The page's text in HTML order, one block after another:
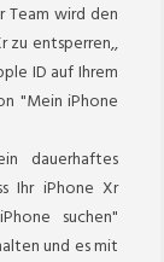
Team wird den
zu entsperren,,
ID auf Ihrem
"Mein iPhone
dauerhaftes
Ihr iPhone Xr
suchen"
und es mit